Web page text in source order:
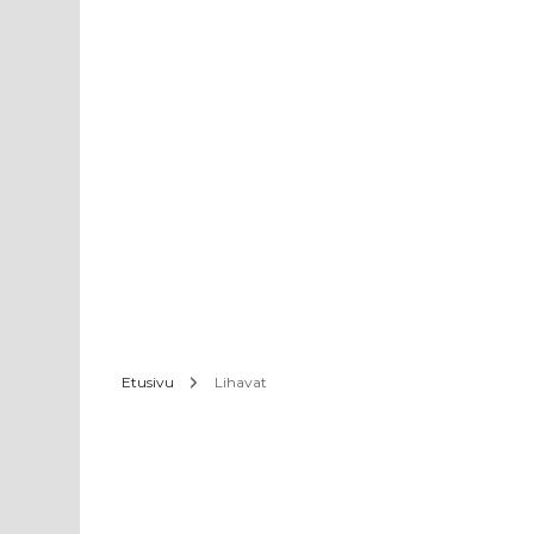
Etusivu Lihavat